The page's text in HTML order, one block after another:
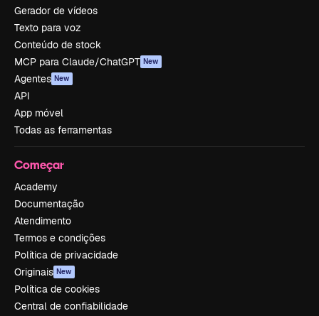
Gerador de vídeos
Texto para voz
Conteúdo de stock
MCP para Claude/ChatGPT New
Agentes New
API
App móvel
Todas as ferramentas
Começar
Academy
Documentação
Atendimento
Termos e condições
Política de privacidade
Originais New
Política de cookies
Central de confiabilidade